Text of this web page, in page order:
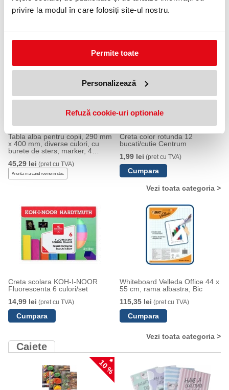
privire la modul în care folosiți site-ul nostru.
Permite toate
Personalizează
Refuză cookie-uri optionale
suport si accesorii S-Cool
160,00 lei
Tabla alba pentru copii, 290 mm
x 400 mm, diverse culori, cu
burete de sters, marker, 4
Flight Chess, M&G
45,29 lei (pret cu TVA)
Anunta-ma cand revine in stoc
Creta color rotunda 12
bucati/cutie Centrum
1,99 lei (pret cu TVA)
Vezi toata categoria >
Creta scolara KOH-I-NOOR
Fluorescenta 6 culori/set
14,99 lei (pret cu TVA)
Whiteboard Velleda Office 44 x
55 cm, rama albastra, Bic
115,35 lei (pret cu TVA)
Vezi toata categoria >
Caiete
10 %